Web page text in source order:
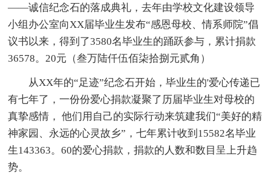
——诚信纪念石的落成典礼，去年由学校文化建设领导
小组办公室向XX届毕业生发布“感恩母校、情系师院”倡
议书以来，得到了3580名毕业生的踊跃参与，累计捐款
36578。20元（叁万陆仟伍佰柒拾捌元贰角）
从XX年的“足迹”纪念石开始，毕业生的'爱心传递已
有七年了，一份份爱心捐款凝聚了历届毕业生对母校的
真挚感情， 他们用自己的实际行动来筑建我们“美好的精
神家园、永远的心灵故乡”，七年累计收到15582名毕业
生143363。60的爱心捐款，捐款的人数和数目呈上升趋
势。